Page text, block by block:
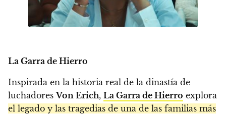
La Garra de Hierro
Inspirada en la historia real de la dinastía de
luchadoresVon Erich, La Garra de Hierro explora
el legado y las tragedias de una de las familias más